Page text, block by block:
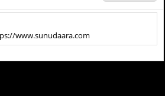
www.sunudaara.com